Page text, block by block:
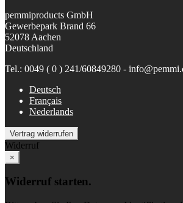
pemmiproducts GmbH
Gewerbepark Brand 66
52078 Aachen
Deutschland
Tel.: 0049 ( 0 ) 241/60849280 -
Deutsch
Français
Nederlands
Vertrag widerrufen
Widerruf
×
Widerruf starten.